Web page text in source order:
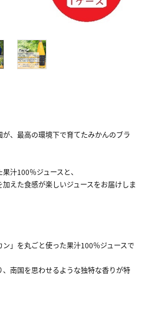
、最高の環境下で育てたみかんのブラ
汁100％ジュースと、
えた食感が楽しいジュースをお届けしま
」を丸ごと使った果汁100％ジュースで
南国を思わせるような独特な香りが特